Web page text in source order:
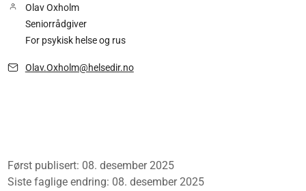
Olav Oxholm
Seniorrådgiver
For psykisk helse og rus
Olav.Oxholm@helsedir.no
Først publisert: 08. desember 2025
Siste faglige endring: 08. desember 2025